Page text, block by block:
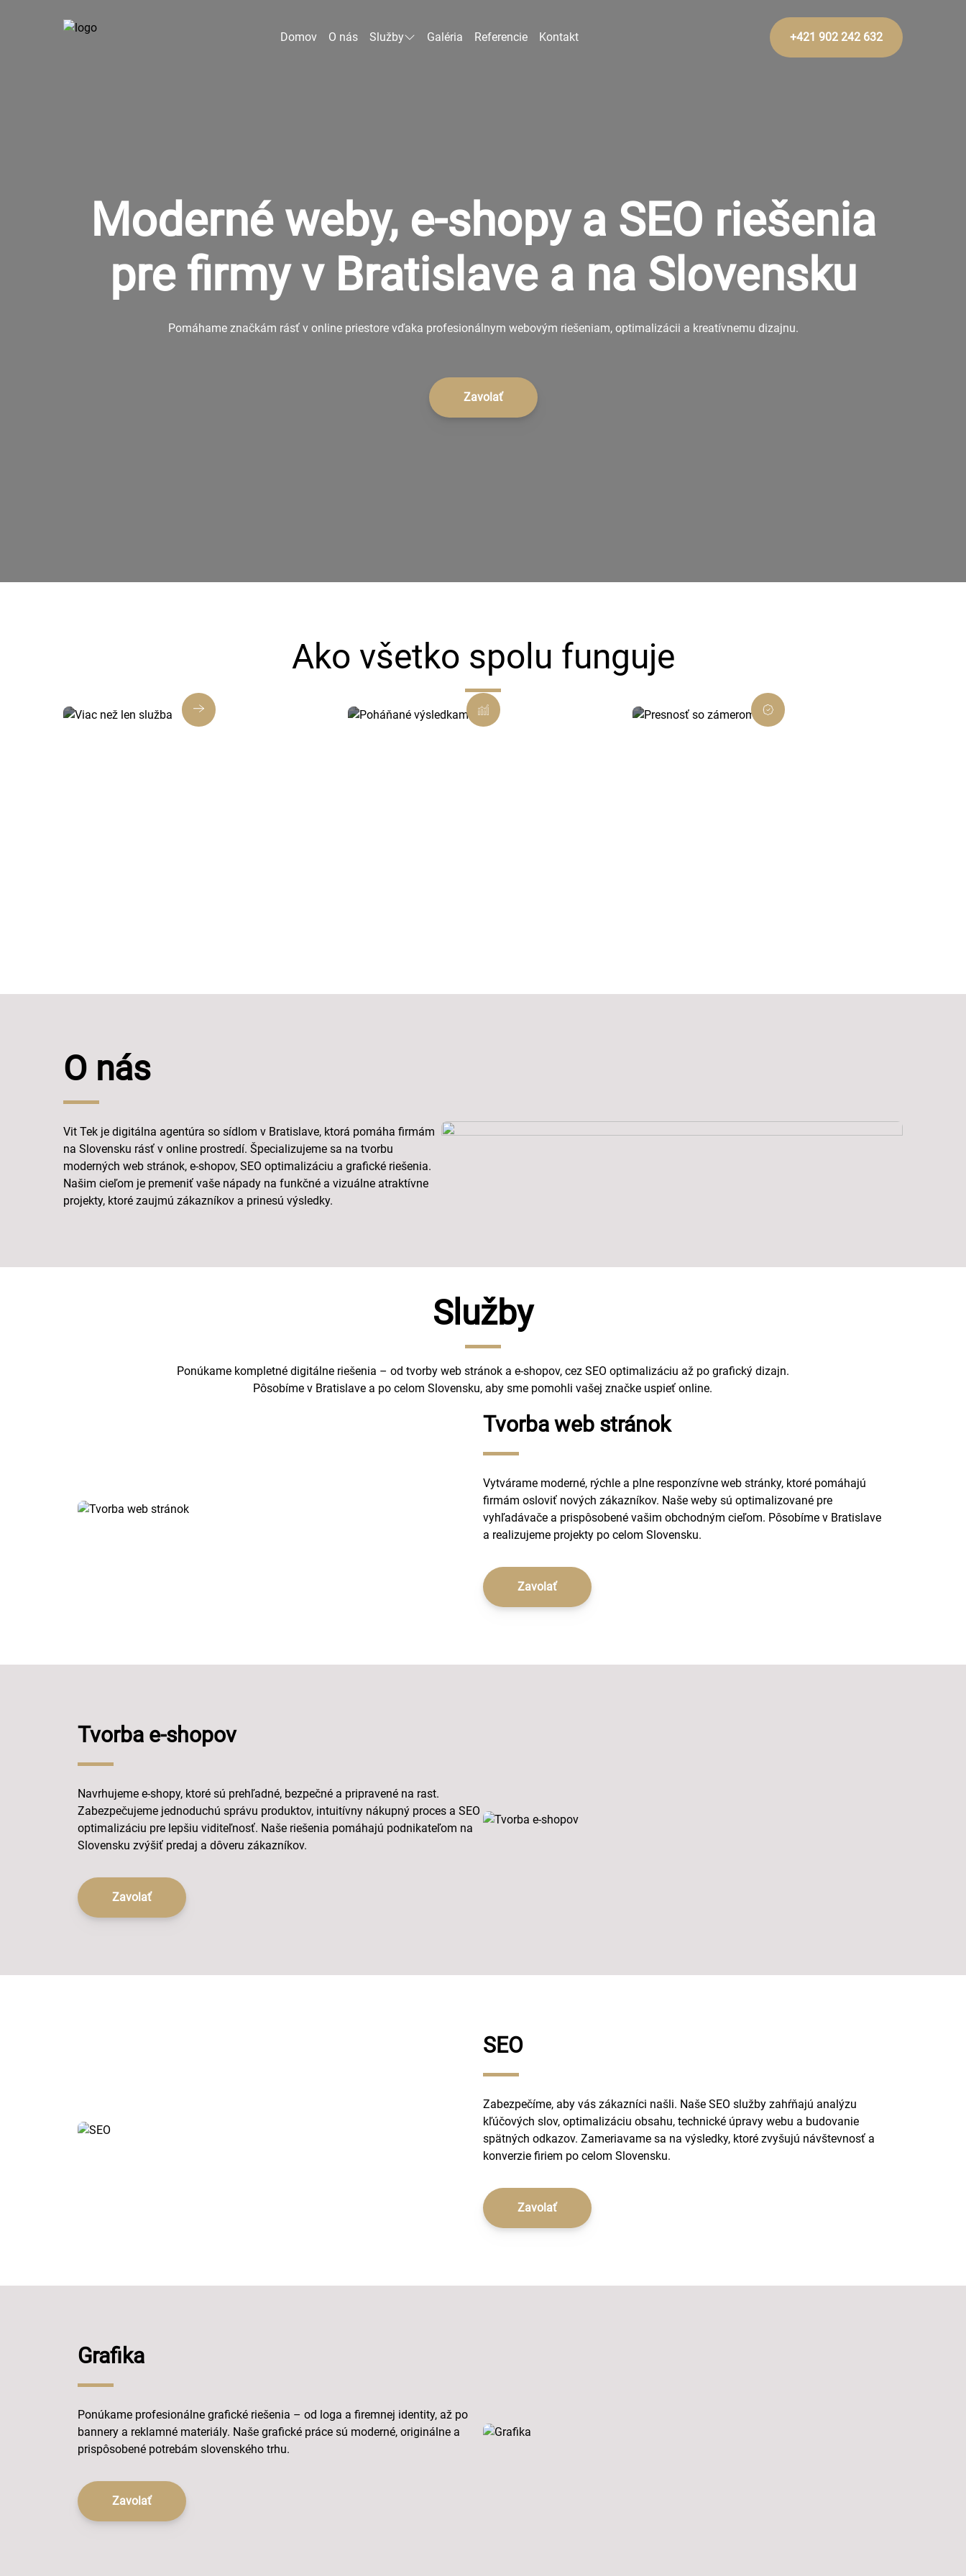
Domov O nás Služby Galéria Referencie Kontakt +421 902 242 632
Moderné weby, e-shopy a SEO riešenia
pre firmy v Bratislave a na Slovensku
Pomáhame značkám rásť v online priestore vďaka profesionálnym webovým riešeniam, optimalizácii a kreatívnemu dizajnu.
Zavolať
Ako všetko spolu funguje
O nás
Vit Tek je digitálna agentúra so sídlom v Bratislave, ktorá pomáha firmám
na Slovensku rásť v online prostredí. Špecializujeme sa na tvorbu
moderných web stránok, e-shopov, SEO optimalizáciu a grafické riešenia.
Našim cieľom je premeniť vaše nápady na funkčné a vizuálne atraktívne
projekty, ktoré zaujmú zákazníkov a prinesú výsledky.
Služby
Ponúkame kompletné digitálne riešenia – od tvorby web stránok a e-shopov, cez SEO optimalizáciu až po grafický dizajn.
Pôsobíme v Bratislave a po celom Slovensku, aby sme pomohli vašej značke uspieť online.
Tvorba web stránok
Vytvárame moderné, rýchle a plne responzívne web stránky, ktoré pomáhajú
firmám osloviť nových zákazníkov. Naše weby sú optimalizované pre
vyhľadávače a prispôsobené vašim obchodným cieľom. Pôsobíme v Bratislave
a realizujeme projekty po celom Slovensku.
Zavolať
Tvorba e-shopov
Navrhujeme e-shopy, ktoré sú prehľadné, bezpečné a pripravené na rast.
Zabezpečujeme jednoduchú správu produktov, intuitívny nákupný proces a SEO
optimalizáciu pre lepšiu viditeľnosť. Naše riešenia pomáhajú podnikateľom na
Slovensku zvýšiť predaj a dôveru zákazníkov.
Zavolať
SEO
Zabezpečíme, aby vás zákazníci našli. Naše SEO služby zahŕňajú analýzu
kľúčových slov, optimalizáciu obsahu, technické úpravy webu a budovanie
spätných odkazov. Zameriavame sa na výsledky, ktoré zvyšujú návštevnosť a
konverzie firiem po celom Slovensku.
Zavolať
Grafika
Ponúkame profesionálne grafické riešenia – od loga a firemnej identity, až po
bannery a reklamné materiály. Naše grafické práce sú moderné, originálne a
prispôsobené potrebám slovenského trhu.
Zavolať